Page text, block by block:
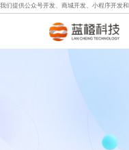
我们提供公众号开发、 商城开发、 小程序开发和